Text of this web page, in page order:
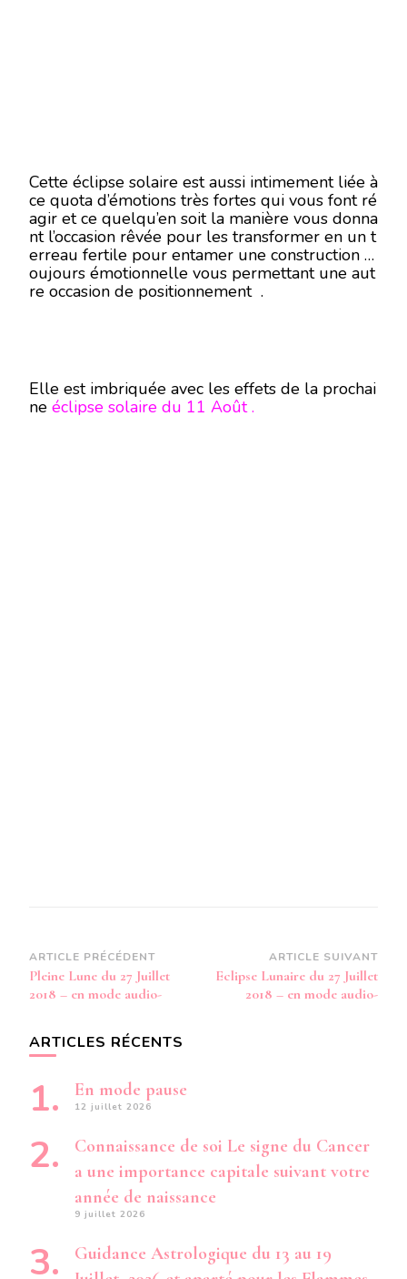
Cette éclipse solaire est aussi intimement liée à
ce quota d’émotions très fortes qui vous font ré
agir et ce quelqu’en soit la manière vous donna
nt l’occasion rêvée pour les transformer en un t
erreau fertile pour entamer une construction t
oujours émotionnelle vous permettant une aut
re occasion de positionnement .
Elle est imbriquée avec les effets de la prochai
ne éclipse solaire du 11 Août .
Navigation
d’article
ARTICLE PRÉCÉDENT
Pleine Lune du 27 Juillet
2018 – en mode audio-
ARTICLE SUIVANT
Eclipse Lunaire du 27 Juillet
2018 – en mode audio-
ARTICLES RÉCENTS
En mode pause
12 juillet 2026
Connaissance de soi Le signe du Cancer
a une importance capitale suivant votre
année de naissance
9 juillet 2026
Guidance Astrologique du 13 au 19